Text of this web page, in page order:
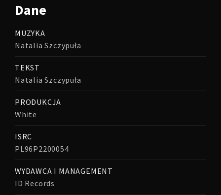
Dane
MUZYKA
Natalia Szczypuła
TEKST
Natalia Szczypuła
PRODUKCJA
White
ISRC
PL96P2200054
WYDAWCA I MANAGEMENT
ID Records